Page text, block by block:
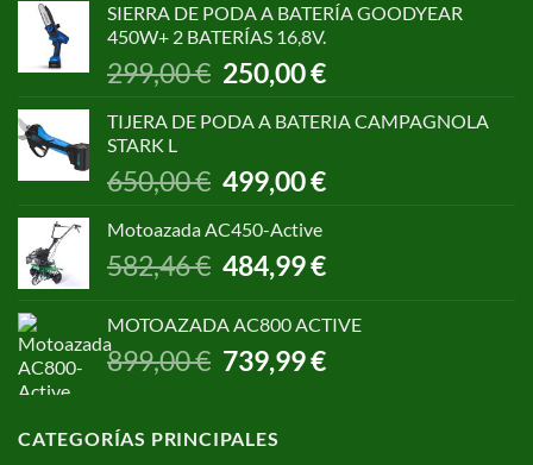
era:
1.055,00 €.
es:
SIERRA DE PODA A BATERÍA GOODYEAR
450W+ 2 BATERÍAS 16,8V.
299,00€ El
precio
original
299,00 €.
250,00€El
actual
250,00 €.
TIJERA DE PODA A BATERIA CAMPAGNOLA
STARK L
650,00€
El
precio
original
650,00 €.
499,00€El
499,00 €.
Motoazada AC450-Active
582,46€
El
precio
era:
582,46 €.
484,99€El
es:
484,99 €.
MOTOAZADA AC800 ACTIVE
899,00€ El
precio
era:
739,99€El
CATEGORÍAS PRINCIPALES